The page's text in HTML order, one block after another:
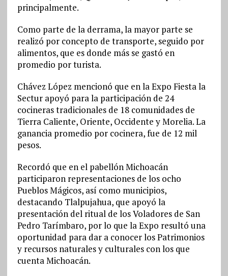
principalmente.
Como parte de la derrama, la mayor parte se
realizó por concepto de transporte, seguido por
alimentos, que es donde más se gastó en
promedio por turista.
Chávez López mencionó que en la Expo Fiesta la
Sectur apoyó para la participación de 24
cocineras tradicionales de 18 comunidades de
Tierra Caliente, Oriente, Occidente y Morelia. La
ganancia promedio por cocinera, fue de 12 mil
pesos.
Recordó que en el pabellón Michoacán
participaron representaciones de los ocho
Pueblos Mágicos, así como municipios,
destacando Tlalpujahua, que apoyó la
presentación del ritual de los Voladores de San
Pedro Tarímbaro, por lo que la Expo resultó una
oportunidad para dar a conocer los Patrimonios
y recursos naturales y culturales con los que
cuenta Michoacán.